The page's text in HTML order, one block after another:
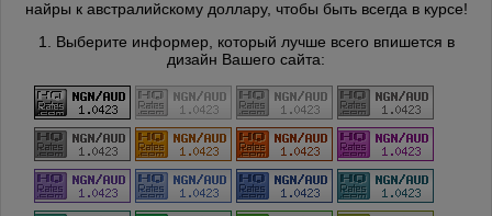
найры к австралийскому доллару, чтобы быть всегда в курсе!
1. Выберите информер, который лучше всего впишется в
дизайн Вашего сайта: